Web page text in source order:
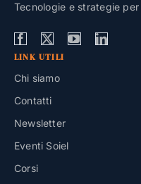
Tecnologie e strategie
LINK UTILI
Chi siamo
Contatti
Newsletter
Eventi Soiel
Corsi